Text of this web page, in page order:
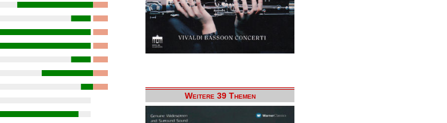
Weitere 39 Themen